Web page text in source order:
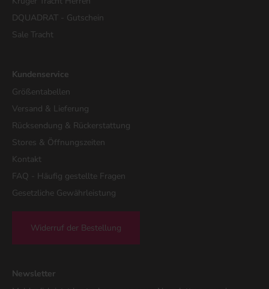
DQUADRAT - Gutschein
Sale Tracht
Kundenservice
Größentabellen
Versand & Lieferung
Rücksendung & Rückerstattung
Stores & Öffnungszeiten
Kontakt
FAQ - Häufig gestellte Fragen
Gesetzliche Gewährleistung
Widerruf der Bestellung
Newsletter